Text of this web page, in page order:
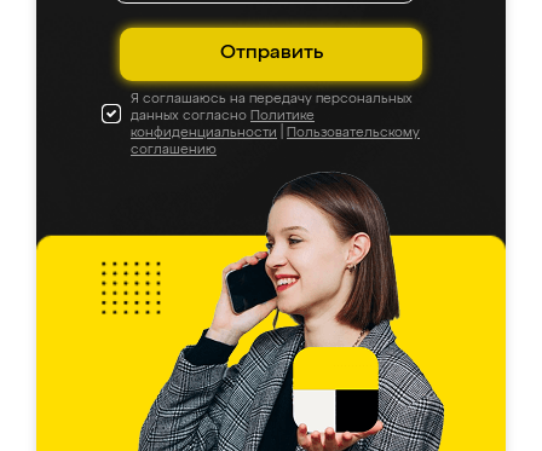
Отправить
Я соглашаюсь на передачу персональных
данных согласно Политике
конфиденциальности
Пользовательскому
соглашению